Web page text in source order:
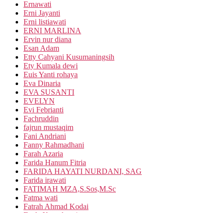
Ernawati
Erni Jayanti
Erni listiawati
ERNI MARLINA
Ervin nur diana
Esan Adam
Etty Cahyani Kusumaningsih
Ety Kumala dewi
Euis Yanti rohaya
Eva Dinaria
EVA SUSANTI
EVELYN
Evi Febrianti
Fachruddin
fajrun mustaqim
Fani Andriani
Fanny Rahmadhani
Farah Azaria
Farida Hanum Fitria
FARIDA HAYATI NURDANI, SAG
Farida irawati
FATIMAH MZA,S.Sos,M.Sc
Fatma wati
Fatrah Ahmad Kodai